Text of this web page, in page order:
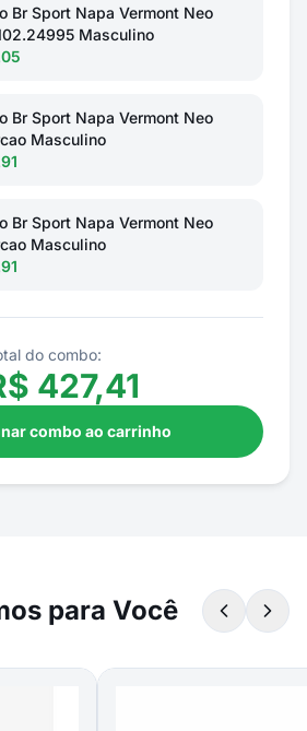
Br Sport Napa Vermont Neo
Masculino
Br Sport Napa Vermont Neo
Masculino
Br Sport Napa Vermont Neo
Masculino
do combo:
427,41
combo ao carrinho
para Você